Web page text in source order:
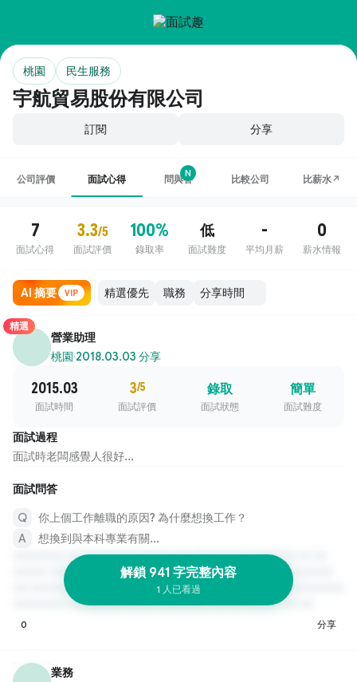
宇航貿易股份有限公司
桃園 民生服務
訂閱 分享
公司評價 面試心得 問與答
N
比較公司 比薪水↗
7
面試心得
3.3/5
面試評價
100%
錄取率
低
面試難度
-
平均月薪
0
薪水情報
AI 摘要 VIP 職務
精選
營業助理
桃園·2018.03.03 分享
2015.03
面試時間
3/5
面試評價
錄取
面試狀態
簡單
面試難度
面試過程
面試時老闆感覺人很好...
面試問答
你上個工作離職的原因? 為什麼想換工作？
想換到與本科專業有關...
解鎖 941 字完整內容
1 人已看過
0 分享
業務